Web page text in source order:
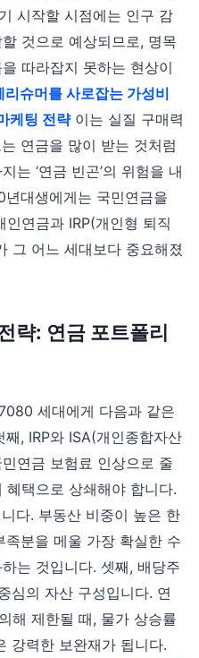
시작할 시점에는 인구 감
것으로 예상되므로, 명목
따라잡지 못하는 현상이
리슈머를 사로잡는 가성비
케팅 전략이는 실질 구매력
연금을 많이 받는 것처럼
는 ‘연금 빈곤’의 위험을 내
대생에게는 국민연금을
인연금과 IRP(개인형 퇴직
그 어느 세대보다 중요해졌
략: 연금 포트폴리
세대에게 다음과 같은
, IRP와 ISA(개인종합자산
연금 보험료 인상으로 줄
택으로 상쇄해야 합니다.
다. 부동산 비중이 높은 한
분을 메울 가장 확실한 수
는 것입니다. 셋째, 배당주
심의 자산 구성입니다. 연
해 제한될 때, 물가 상승률
강력한 보완재가 됩니다.